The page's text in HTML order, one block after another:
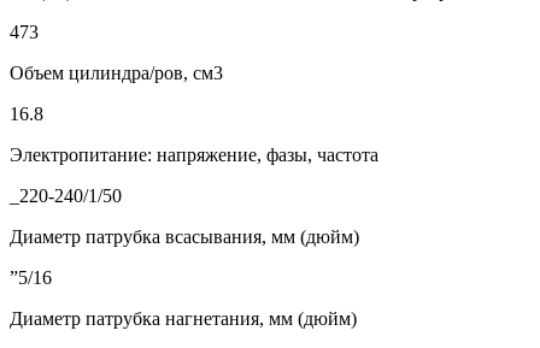
473
Объем цилиндра/ров, см3
16.8
Электропитание: напряжение, фазы, частота
_220-240/1/50
Диаметр патрубка всасывания, мм (дюйм)
”5/16
Диаметр патрубка нагнетания, мм (дюйм)